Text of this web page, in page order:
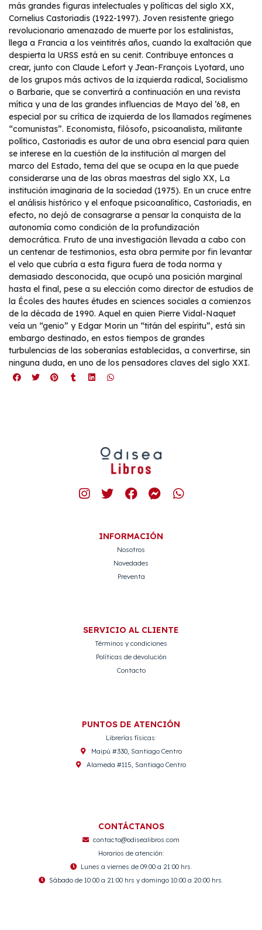
más grandes figuras intelectuales y políticas del siglo XX,
Cornelius Castoriadis (1922-1997). Joven resistente griego
revolucionario amenazado de muerte por los estalinistas,
llega a Francia a los veintitrés años, cuando la exaltación que
despierta la URSS está en su cenit. Contribuye entonces a
crear, junto con Claude Lefort y Jean-François Lyotard, uno
de los grupos más activos de la izquierda radical, Socialismo
o Barbarie, que se convertirá a continuación en una revista
mítica y una de las grandes influencias de Mayo del ’68, en
especial por su crítica de izquierda de los llamados regímenes
“comunistas”. Economista, filósofo, psicoanalista, militante
político, Castoriadis es autor de una obra esencial para quien
se interese en la cuestión de la institución al margen del
marco del Estado, tema del que se ocupa en la que puede
considerarse una de las obras maestras del siglo XX, La
institución imaginaria de la sociedad (1975). En un cruce entre
el análisis histórico y el enfoque psicoanalítico, Castoriadis, en
efecto, no dejó de consagrarse a pensar la conquista de la
autonomía como condición de la profundización
democrática. Fruto de una investigación llevada a cabo con
un centenar de testimonios, esta obra permite por fin levantar
el velo que cubría a esta figura fuera de toda norma y
demasiado desconocida, que ocupó una posición marginal
hasta el final, pese a su elección como director de estudios de
la Écoles des hautes études en sciences sociales a comienzos
de la década de 1990. Aquel en quien Pierre Vidal-Naquet
veía un “genio” y Edgar Morin un “titán del espíritu”, está sin
embargo destinado, en estos tiempos de grandes
turbulencias de las soberanías establecidas, a convertirse, sin
ninguna duda, en uno de los pensadores claves del siglo XXI.
INFORMACIÓN
Nosotros
Novedades
Preventa
SERVICIO AL CLIENTE
Términos y condiciones
Políticas de devolución
Contacto
PUNTOS DE ATENCIÓN
Librerías físicas:
Maipú #330, Santiago Centro
Alameda #115, Santiago Centro
CONTÁCTANOS
contacto@odisealibros.com
Horarios de atención:
Lunes a viernes de 09:00 a 21:00 hrs.
Sábado de 10:00 a 21:00 hrs y domingo 10:00 a 20:00 hrs.